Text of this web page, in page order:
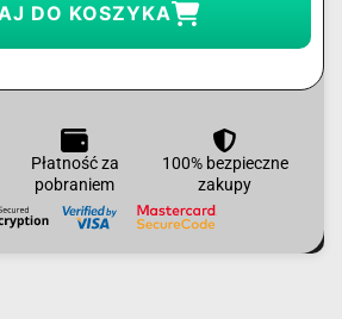
DO KOSZYKA
Płatność za
pobraniem
100% bezpieczne
zakupy